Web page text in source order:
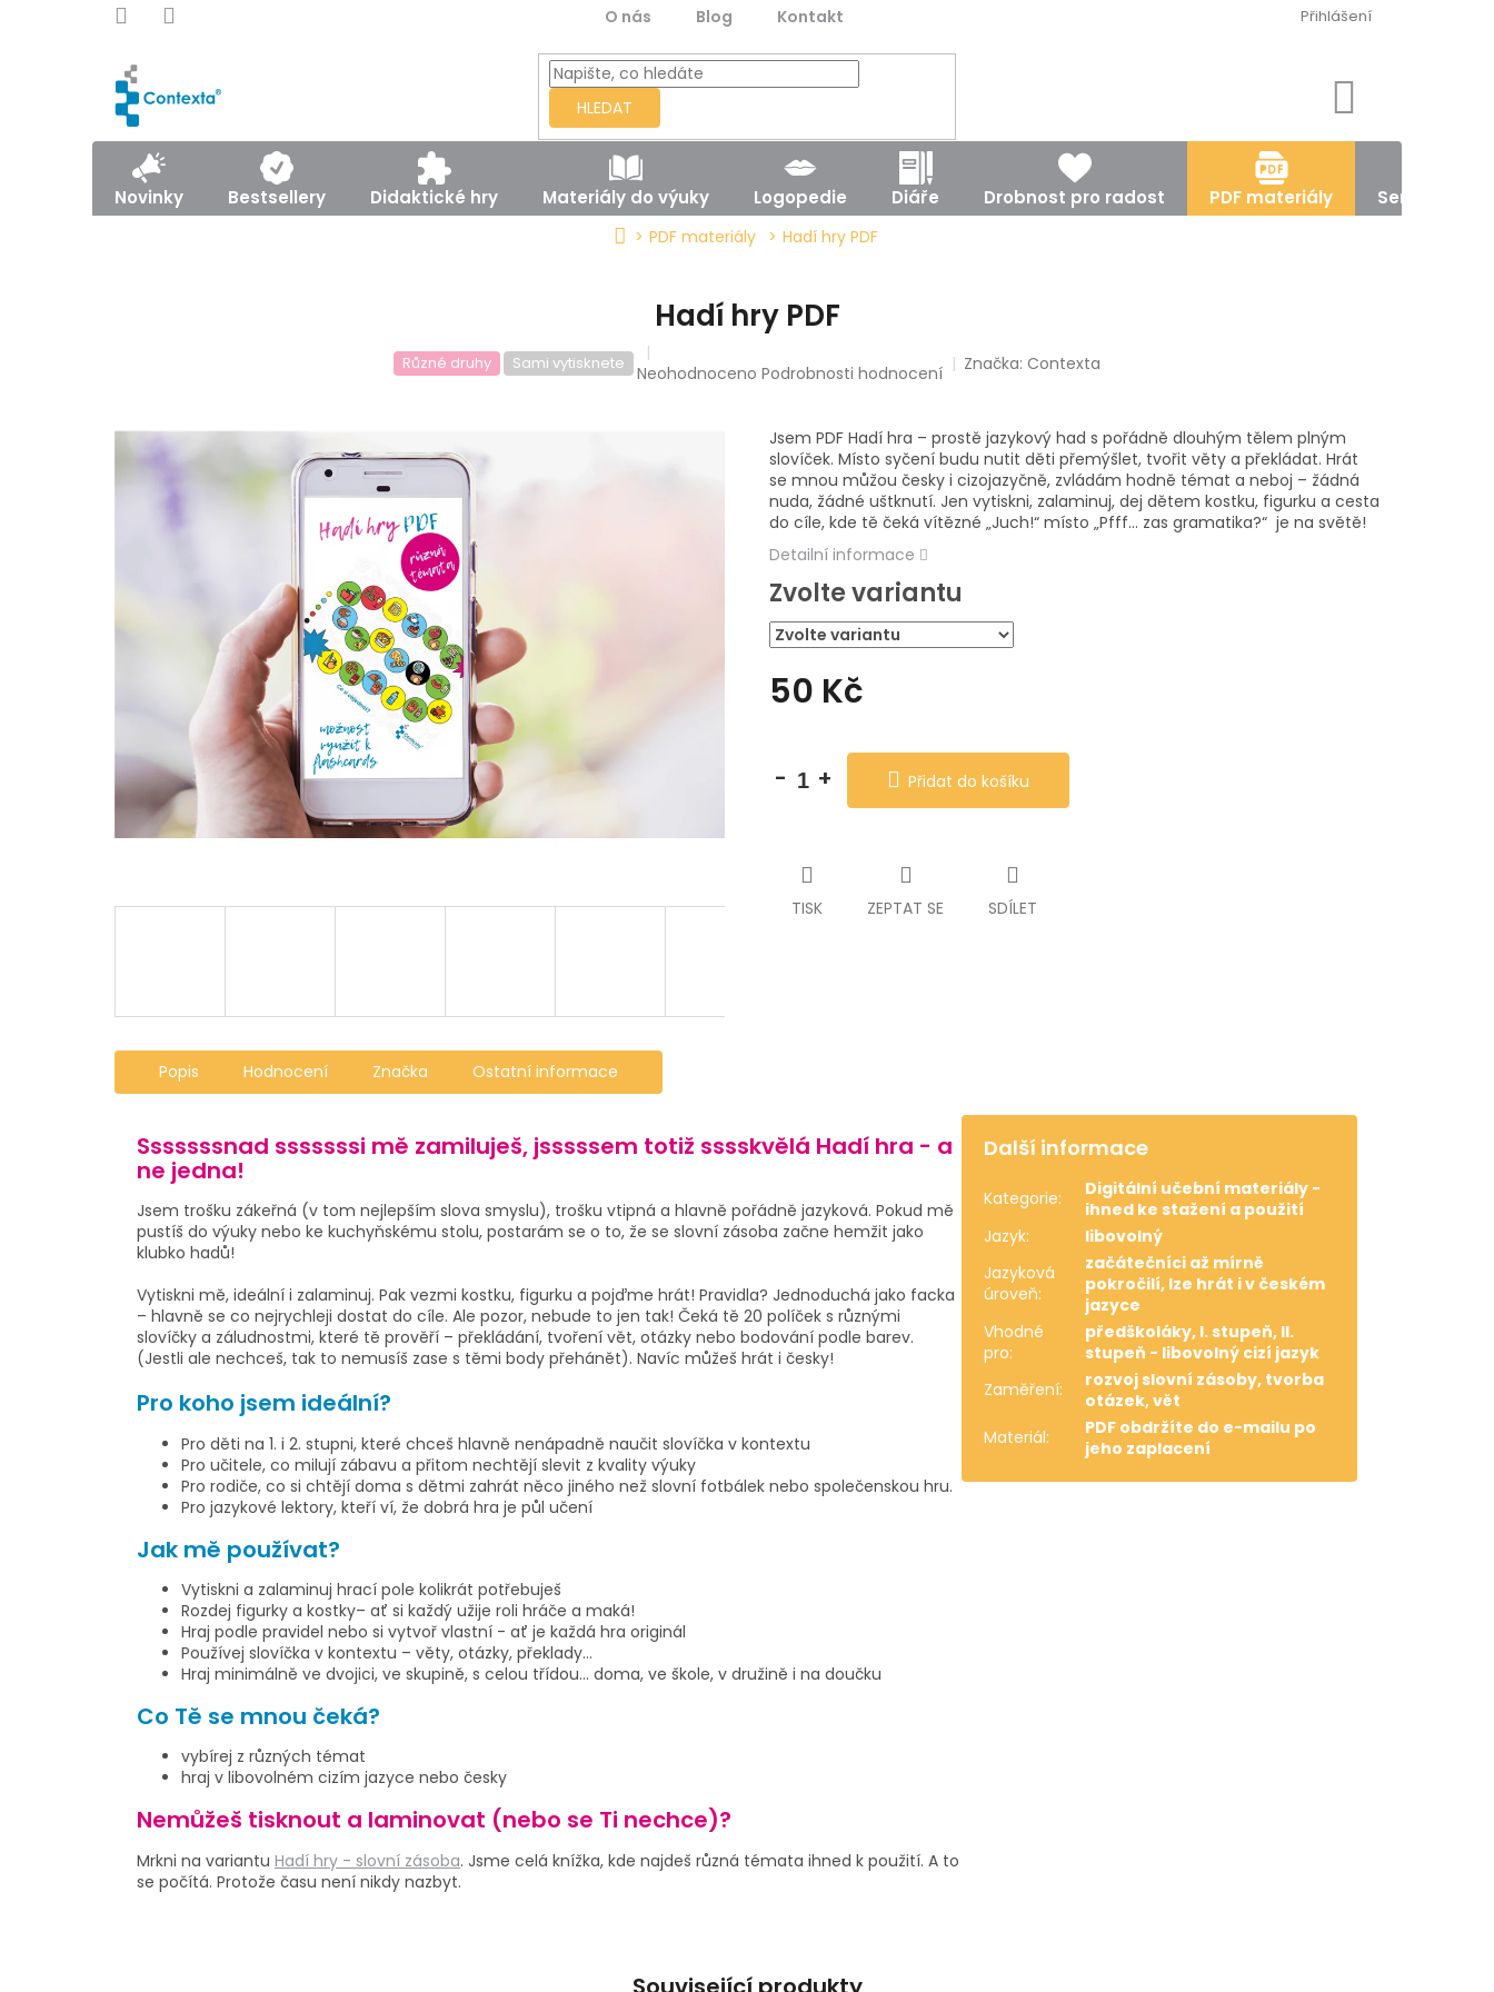
O nás Blog Kontakt Přihlášení
HLEDAT
Novinky Bestsellery Didaktické hry Materiály do výuky Logopedie Diáře Drobnost pro radost PDF materiály Semináře,
DomůPDF materiály Hadí hry PDF
Hadí hry PDF
Různé druhy Sami vytisknete
Průměrné
Neohodnoceno Podrobnosti hodnocení Značka:Contexta
50 Kč
Zvolte variantu
Přidat do košíku
Jsem PDF Hadí hra – prostě jazykový had s pořádně dlouhým tělem plným
slovíček. Místo syčení budu nutit děti přemýšlet, tvořit věty a překládat. Hrát
se mnou můžou česky i cizojazyčně, zvládám hodně témat a neboj – žádná
nuda, žádné uštknutí. Jen vytiskni, zalaminuj, dej dětem kostku, figurku a cesta
do cíle, kde tě čeká vítězné „Juch!“ místo „Pfff... zas gramatika?“ je na světě!
Detailní informace
TISK ZEPTAT SE SDÍLET
Popis Hodnocení Značka Ostatní informace
Sssssssnad sssssssi mě zamiluješ, jsssssem totiž sssskvělá Hadí hra - a
ne jedna!
Jsem trošku zákeřná (v tom nejlepším slova smyslu), trošku vtipná a hlavně pořádně jazyková. Pokud mě
pustíš do výuky nebo ke kuchyňskému stolu, postarám se o to, že se slovní zásoba začne hemžit jako
klubko hadů!
Vytiskni mě, ideální i zalaminuj. Pak vezmi kostku, figurku a pojďme hrát! Pravidla? Jednoduchá jako facka
– hlavně se co nejrychleji dostat do cíle. Ale pozor, nebude to jen tak! Čeká tě 20 políček s různými
slovíčky a záludnostmi, které tě prověří – překládání, tvoření vět, otázky nebo bodování podle barev.
(Jestli ale nechceš, tak to nemusíš zase s těmi body přehánět). Navíc můžeš hrát i česky!
Pro koho jsem ideální?
Pro děti na 1. i 2. stupni, které chceš hlavně nenápadně naučit slovíčka v kontextu
Pro učitele, co milují zábavu a přitom nechtějí slevit z kvality výuky
Pro rodiče, co si chtějí doma s dětmi zahrát něco jiného než slovní fotbálek nebo společenskou hru.
Pro jazykové lektory, kteří ví, že dobrá hra je půl učení
Jak mě používat?
Vytiskni a zalaminuj hrací pole kolikrát potřebuješ
Rozdej figurky a kostky– ať si každý užije roli hráče a maká!
Hraj podle pravidel nebo si vytvoř vlastní - ať je každá hra originál
Používej slovíčka v kontextu – věty, otázky, překlady…
Hraj minimálně ve dvojici, ve skupině, s celou třídou… doma, ve škole, v družině i na doučku
Co Tě se mnou čeká?
vybírej z různých témat
hraj v libovolném cizím jazyce nebo česky
Nemůžeš tisknout a laminovat (nebo se Ti nechce)?
Mrkni na variantu Hadí hry - slovní zásoba. Jsme celá knížka, kde najdeš různá témata ihned k použití. A to
se počítá. Protože času není nikdy nazbyt.
Další informace
Kategorie:
Digitální učební materiály -
ihned ke stažení a použití
Jazyk:
libovolný
Jazyková
úroveň:
začátečníci až mírně
pokročilí, lze hrát i v českém
jazyce
Vhodné
pro:
předškoláky, I. stupeň, II.
stupeň - libovolný cizí jazyk
Zaměření:
rozvoj slovní zásoby, tvorba
otázek, vět
Materiál:
PDF obdržíte do e-mailu po
jeho zaplacení